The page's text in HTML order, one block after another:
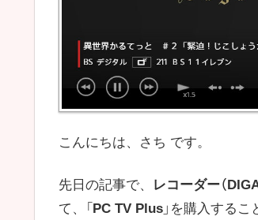
こんにちは、さち です。
先日の記事で、 レコーダー（DIGA
て、「 PC TV Plus 」を購入するこ